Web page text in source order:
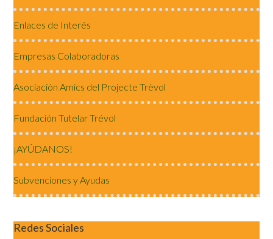
Enlaces de Interés
Empresas Colaboradoras
Asociación Amics del Projecte Trèvol
Fundación Tutelar Trévol
¡AYÚDANOS!
Subvenciones y Ayudas
Redes Sociales